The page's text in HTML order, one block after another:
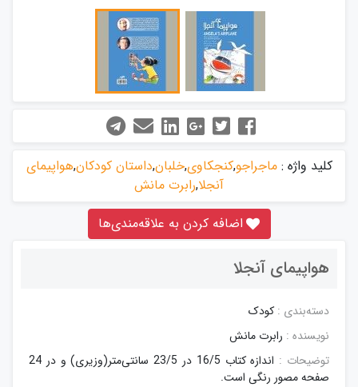
کلید واژه : ماجراجو,کنجکاوی,خلبان,داستان کودکان,هواپیمای
آنجلا,رابرت مانش
اضافه کردن به علاقه‌مندی‌ها
هواپیمای آنجلا
دسته‌بندی : کودک
نویسنده : رابرت مانش
توضیحات :
اندازه کتاب 16/5 در 23/5 سانتی‌متر(وزیری) و در 24
صفحه مصور رنگی است.